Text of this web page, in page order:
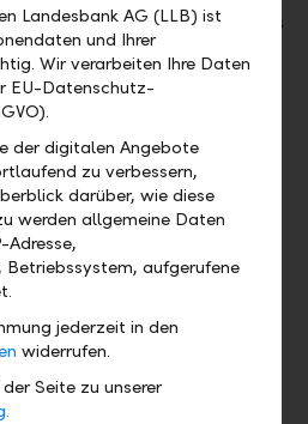
Constantia ermöglicht es
und Österreich
zu etablieren. Die
mit ihrer starken
Banking und
sowie ihrem
LLB-Gruppe eine ideale
in Österreich dar. Nach
wird die
der Top-Anbieter im
Geschäft in
ist sie bestens
attraktiven Markt weiter
Landesbank AG (LLB) ist
und Ihrer
Wir verarbeiten Ihre Daten
EU-Datenschutz-
der digitalen Angebote
zu verbessern,
darüber, wie diese
werden allgemeine Daten
Betriebssystem, aufgerufene
jederzeit in den
widerrufen.
Seite zu unserer